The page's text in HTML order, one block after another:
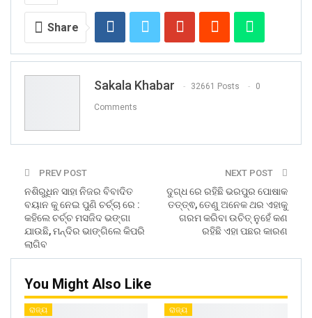
Share
Sakala Khabar 32661 Posts 0
Comments
PREV POST
ନଶିରୁଧିନ ସାହା ନିଜର ବିବାଦିତ
ବୟାନ କୁ ନେଇ ପୁଣି ଚର୍ଚ୍ଚା ରେ :
କହିଲେ ଚର୍ଚ୍ଚ ମସଜିଦ ଭଙ୍ଗା
ଯାଉଛି, ମନ୍ଦିର ଭାଙ୍ଗିଲେ କିପରି
ଲାଗିବ
NEXT POST
ଦୁଗ୍ଧ ରେ ରହିଛି ଭରପୁର ପୋଷାକ
ତତ୍ତ୍ଵ, ତେଣୁ ଅନେକ ଥର ଏହାକୁ
ଗରମ କରିବା ଉଚିତ୍ ନୁହେଁ କଣ
ରହିଛି ଏହା ପଛର କାରଣ
You Might Also Like
ରାଜ୍ୟ ରାଜ୍ୟ